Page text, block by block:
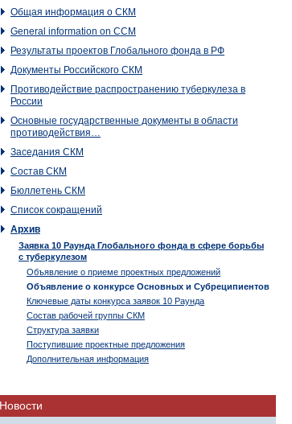
Общая информация о СКМ
General information on CCM
Результаты проектов Глобального фонда в РФ
Документы Российского CКМ
Противодействие распространению туберкулеза в
России
Основные государственные документы в области
противодействия…
Заседания СКМ
Состав СКМ
Бюллетень СКМ
Список сокращений
Архив
Заявка 10 Раунда Глобального фонда в сфере борьбы
с туберкулезом
Объявление о приеме проектных предложений
Объявление о конкурсе Основных и Субреципиентов
Ключевые даты конкурса заявок 10 Раунда
Состав рабочей группы СКМ
Структура заявки
Поступившие проектные предложения
Дополнительная информация
Новости